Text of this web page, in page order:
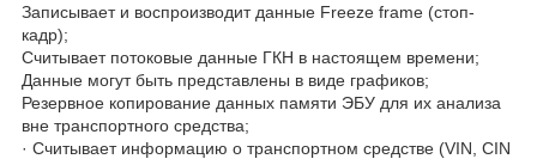
Записывает и воспроизводит данные Freeze frame (стоп-
кадр);
Считывает потоковые данные ГКН в настоящем времени;
Данные могут быть представлены в виде графиков;
Резервное копирование данных памяти ЭБУ для их анализа
вне транспортного средства;
· Считывает информацию о транспортном средстве (VIN, CIN